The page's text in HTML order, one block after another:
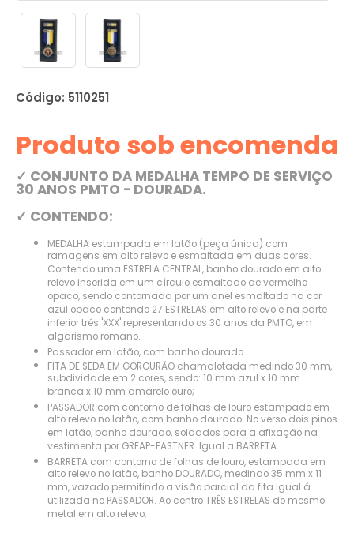
Código: 5110251
Produto sob encomenda
✓ CONJUNTO DA MEDALHA TEMPO DE SERVIÇO
30 ANOS PMTO - DOURADA.
✓ CONTENDO:
MEDALHA estampada em latão (peça única) com
ramagens em alto relevo e esmaltada em duas cores.
Contendo uma ESTRELA CENTRAL, banho dourado em alto
relevo inserida em um círculo esmaltado de vermelho
opaco, sendo contornada por um anel esmaltado na cor
azul opaco contendo 27 ESTRELAS em alto relevo e na parte
inferior três 'XXX' representando os 30 anos da PMTO, em
algarismo romano.
Passador em latão, com banho dourado.
FITA DE SEDA EM GORGURÃO chamalotada medindo 30 mm,
subdividade em 2 cores, sendo: 10 mm azul x 10 mm
branca x 10 mm amarelo ouro;
PASSADOR com contorno de folhas de louro estampado em
alto relevo no latão, com banho dourado. No verso dois pinos
em latão, banho dourado, soldados para a afixação na
vestimenta por GREAP-FASTNER. Igual a BARRETA.
BARRETA com contorno de folhas de louro, estampada em
alto relevo no latão, banho DOURADO, medindo 35 mm x 11
mm, vazado permitindo a visão parcial da fita igual á
utilizada no PASSADOR. Ao centro TRÊS ESTRELAS do mesmo
metal em alto relevo.